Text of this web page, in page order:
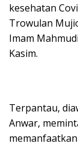
kesehatan
Trowulan
Imam
Kasim.
Terpantau,
Anwar,